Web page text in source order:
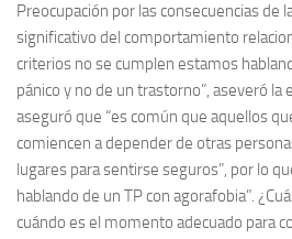
Preocupación por las consecuencias de
significativo del comportamiento
criterios no se cumplen estamos
pánico y no de un trastorno”, aseveró la
aseguró que “es común que aquellos
comiencen a depender de otras
lugares para sentirse seguros”, por lo
hablando de un TP con agorafobia”.
cuándo es el momento adecuado para